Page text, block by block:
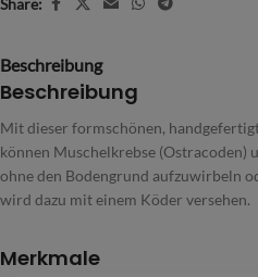
Share:
Beschreibung
Beschreibung
Mit dieser formschönen,
können Muschelkrebse (Ostracoden)
ohne den Bodengrund aufzuwirbeln
wird dazu mit einem Köder versehen.
Merkmale